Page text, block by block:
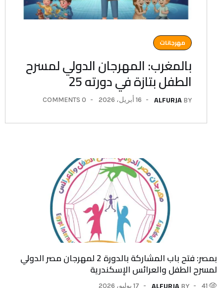
مهرجانات
بالمغرب: المهرجان الدولي لمسرح
الطفل بتازة في دورته 25
BY
ALFURJA 16 أبريل، 2026 0 COMMENTS
بمصر: فتح باب المشاركة بالدورة 2 لمهرجان مصر الدولي
لمسرح الطفل والعرائس الإسكندرية
41
BY 17 يوليو، 2026